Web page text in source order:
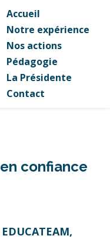
Accueil
Notre expérience
Nos actions
Pédagogie
La Présidente
Contact
confiance